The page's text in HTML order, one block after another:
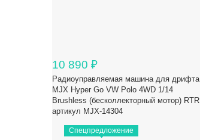
10 890 ₽
Радиоуправляемая машина для дрифта
MJX Hyper Go VW Polo 4WD 1/14
Brushless (бесколлекторный мотор) RTR
артикул MJX-14304
Спецпредложение